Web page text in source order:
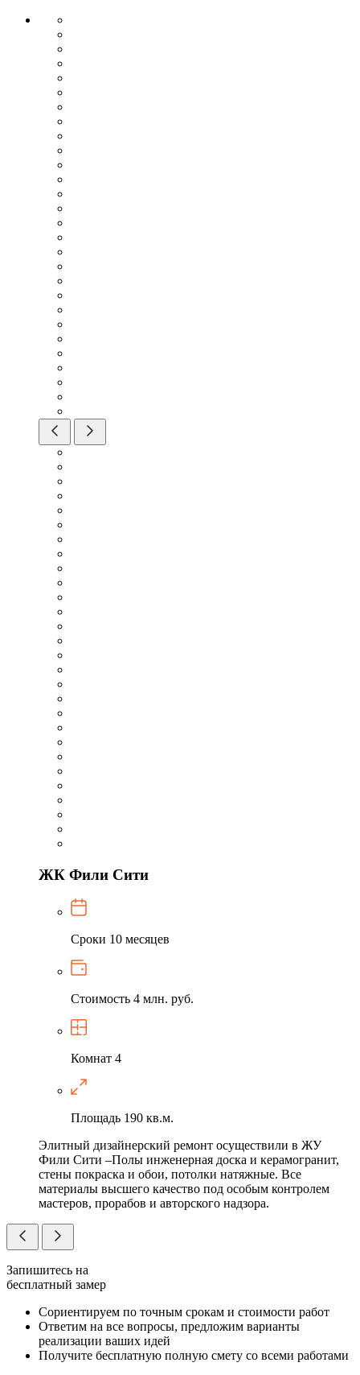
ЖК Фили Сити
Сроки 10 месяцев
Стоимость 4 млн. руб.
Комнат 4
Площадь 190 кв.м.
Элитный дизайнерский ремонт осуществили в ЖУ
Фили Сити –Полы инженерная доска и керамогранит,
стены покраска и обои, потолки натяжные. Все
материалы высшего качество под особым контролем
мастеров, прорабов и авторского надзора.
Запишитесь на
бесплатный замер
Сориентируем по точным срокам и стоимости работ
Ответим на все вопросы, предложим варианты
реализации ваших идей
Получите бесплатную полную смету со всеми работами